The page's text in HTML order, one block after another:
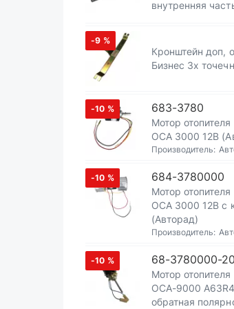
внутренняя
-9 %
Кронштейн доп,
Бизнес 3х
-10 % 683-3780
Мотор
ОСА 3000 12В
Производитель:
-10 % 684-3780000
Мотор
ОСА 3000 12В с
(Авторад)
Производитель:
-10 % 68-3780000-20
Мотор
ОСА-9000
обратная